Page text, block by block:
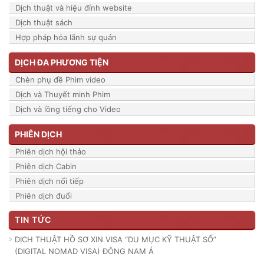
Dịch thuật và hiệu đính website
Dịch thuật sách
Hợp pháp hóa lãnh sự quán
DỊCH ĐA PHƯƠNG TIỆN
Chèn phụ đề Phim video
Dịch và Thuyết minh Phim
Dịch và lồng tiếng cho Video
PHIÊN DỊCH
Phiên dịch hội thảo
Phiên dịch Cabin
Phiên dịch nối tiếp
Phiên dịch đuổi
TIN TỨC
DỊCH THUẬT HỒ SƠ XIN VISA “DU MỤC KỸ THUẬT SỐ”
(DIGITAL NOMAD VISA) ĐÔNG NAM Á